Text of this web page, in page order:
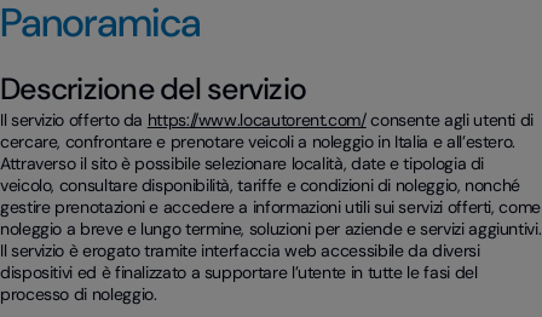
Panoramica
Descrizione del servizio
Il servizio offerto da https://www.locautorent.com/consente agli utenti di
cercare, confrontare e prenotare veicoli a noleggio in Italia e all’estero.
Attraverso il sito è possibile selezionare località, date e tipologia di
veicolo, consultare disponibilità, tariffe e condizioni di noleggio, nonché
gestire prenotazioni e accedere a informazioni utili sui servizi offerti, come
noleggio a breve e lungo termine, soluzioni per aziende e servizi aggiuntivi.
Il servizio è erogato tramite interfaccia web accessibile da diversi
dispositivi ed è finalizzato a supportare l’utente in tutte le fasi del
processo di noleggio.